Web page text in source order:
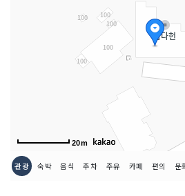
만들기 등의 체
운영(매년 분양)
서구음식위주의
청소년들에게
한 먹거리를 알
레시피로 각 가
먹을 수 있도록
한 노력을 하고
12월 24일 농림
간으로 지정되었
2 코스 : 의정부 부대찌개거리
20m
관광 숙박 음식 주차 주유 카페 편의 문